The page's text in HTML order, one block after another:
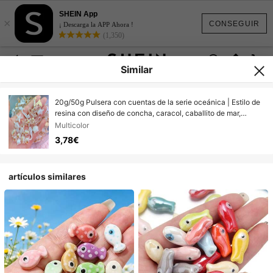
CONSEGUIR
×
SHEIN App
¡ Descarga la APP Ahora !
(1,350)
Similar
20g/50g Pulsera con cuentas de la serie oceánica | Estilo de
resina con diseño de concha, caracol, caballito de mar,
estrella de cinco puntas. Adecuado para la fabricación de
joyas, accesorios para el cabello, fundas de teléfono - Ideal
para el Año Nuevo chino, el Carnaval, eventos universitarios
Multicolor
3,78€
artículos similares